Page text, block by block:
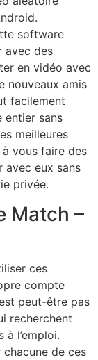
software
avec des
en vidéo avec
nouveaux amis
facilement
entier sans
meilleures
vous faire des
avec eux sans
privée.
Match –
ces
compte
peut-être pas
recherchent
l’emploi.
de ces